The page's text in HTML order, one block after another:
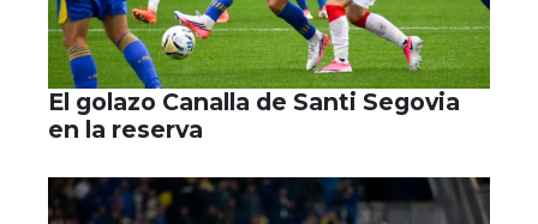
El golazo Canalla de Santi Segovia
en la reserva